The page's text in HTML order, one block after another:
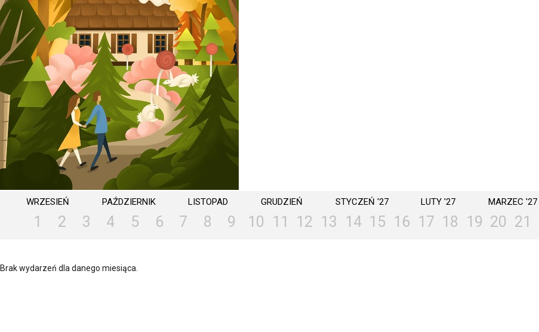
WRZESIEŃ PAŹDZIERNIK LISTOPAD GRUDZIEŃ STYCZEŃ '27 LUTY '27 MARZEC '27
1 2 3 4 5 6 7 8 9 10 11 12 13 14 15 16 17 18 19 20 21
Brak wydarzeń dla danego miesiąca.